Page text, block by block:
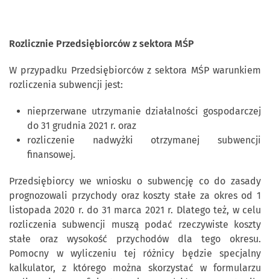
Rozlicznie Przedsiębiorców z sektora MŚP
W przypadku Przedsiębiorców z sektora MŚP warunkiem
rozliczenia subwencji jest:
nieprzerwane utrzymanie działalności gospodarczej
do 31 grudnia 2021 r. oraz
rozliczenie nadwyżki otrzymanej subwencji
finansowej.
Przedsiębiorcy we wniosku o subwencję co do zasady
prognozowali przychody oraz koszty stałe za okres od 1
listopada 2020 r. do 31 marca 2021 r. Dlatego też, w celu
rozliczenia subwencji muszą podać rzeczywiste koszty
stałe oraz wysokość przychodów dla tego okresu.
Pomocny w wyliczeniu tej różnicy będzie specjalny
kalkulator, z którego można skorzystać w formularzu